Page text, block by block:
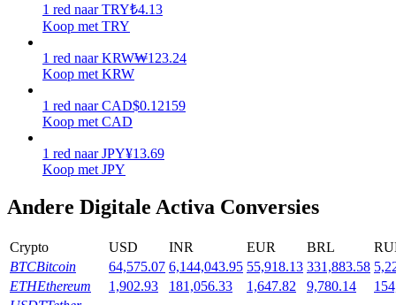
Launchpool
Flexibel staken om populaire tokens te verdienen.
1 red naar TRY₺4.13
Koop met TRY
1 red naar KRW₩123.24
Koop met KRW
1 red naar CAD$0.12159
Koop met CAD
1 red naar JPY¥13.69
Koop met JPY
Andere Digitale Activa Conversies
Crypto USD INR EUR BRL
BTCBitcoin 64,575.07 6,144,043.95 55,918.13 331,883.58
ETHEthereum 1,902.93 181,056.33 1,647.82 9,780.14